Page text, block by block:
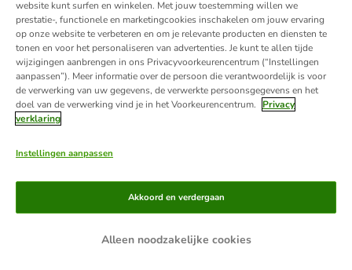
website kunt surfen en winkelen. Met jouw toestemming willen we
prestatie-, functionele en marketingcookies inschakelen om jouw ervaring
op onze website te verbeteren en om je relevante producten en diensten te
tonen en voor het personaliseren van advertenties. Je kunt te allen tijde
wijzigingen aanbrengen in ons Privacyvoorkeurencentrum (“Instellingen
aanpassen”). Meer informatie over de persoon die verantwoordelijk is voor
de verwerking van uw gegevens, de verwerkte persoonsgegevens en het
doel van de verwerking vind je in het Voorkeurencentrum.
Privacy
verklaring
Instellingen aanpassen
Alleen noodzakelijke cookies
Akkoord en verdergaan